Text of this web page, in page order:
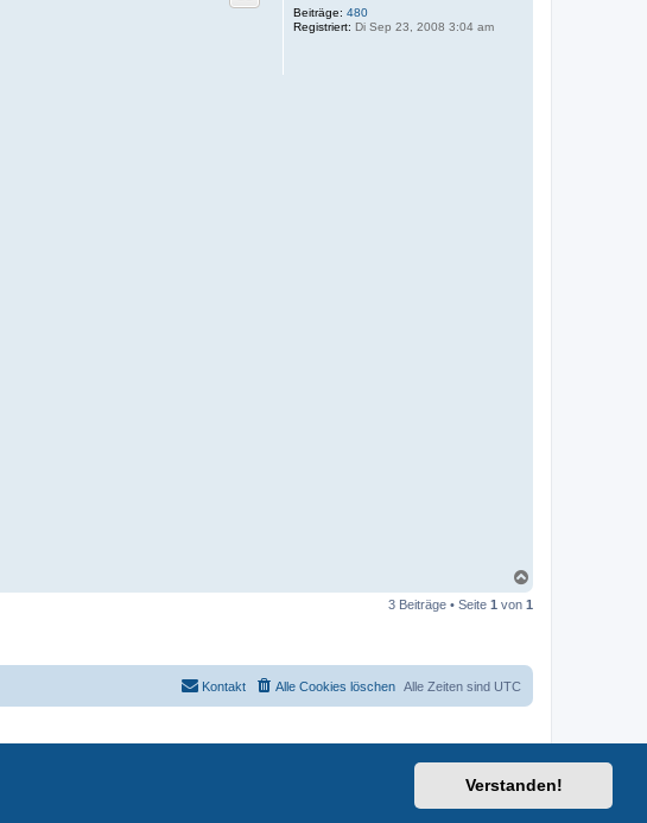
Verstanden!
Beiträge: 480
Registriert: Di Sep 23, 2008 3:04 am
c
e
3 Beiträge • Seite 1 von 1
Alle Zeiten sind UTC
Alle Cookies löschen
Kontakt